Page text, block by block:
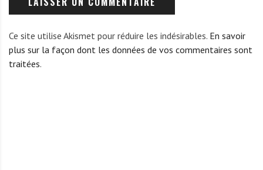
Ce site utilise Akismet pour réduire les indésirables. En savoir
plus sur la façon dont les données de vos commentaires sont
traitées.